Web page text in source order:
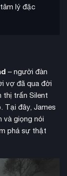
lý đặc
– người đàn
vợ đã qua đời
thị trấn Silent
Tại đây, James
và giọng nói
phá sự thật